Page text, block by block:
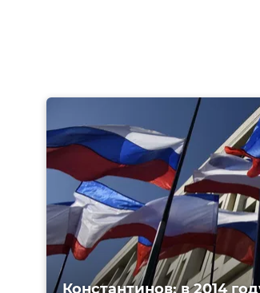
Константинов: в 2014